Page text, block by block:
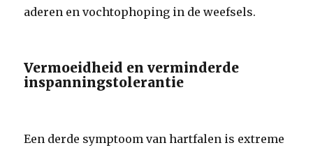
aderen en vochtophoping in de weefsels.
Vermoeidheid en verminderde
inspanningstolerantie
Een derde symptoom van hartfalen is extreme